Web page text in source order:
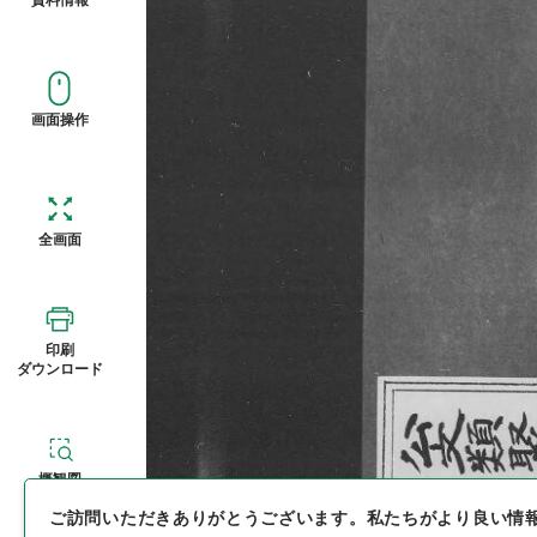
画面操作
全画面
印刷
ダウンロード
概観図
ご訪問いただきありがとうございます。 私たちがより良い情